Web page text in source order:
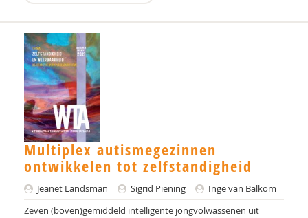
Tineke Backer van Ommeren
Tineke Backer van Ommeren-van der Meer
Dieter Baeyens
Jacqueline Bailly
Theo Bakker
Anneloes Bal
Stella Balci
Simon Baron-Cohen
Multiplex autismegezinnen
ontwikkelen tot zelfstandigheid
Jeanet Landsman Sigrid Piening
Inge van Balkom
Zeven (boven)gemiddeld intelligente jongvolwassenen uit